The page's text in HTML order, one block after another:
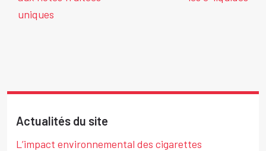
uniques
Actualités du site
L’impact environnemental des cigarettes